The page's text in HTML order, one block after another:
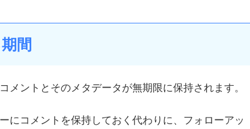
間
メントとそのメタデータが無期限に保持されます。
にコメントを保持しておく代わりに、フォローアッ